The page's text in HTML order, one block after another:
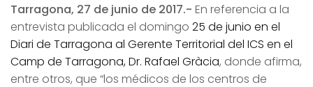
Tarragona, 27 de junio de 2017.- En referencia a la
entrevista publicada el domingo 25 de junio en el
Diari de Tarragona al Gerente Territorial del ICS en el
Camp de Tarragona, Dr. Rafael Gràcia, donde afirma,
entre otros, que “los médicos de los centros de